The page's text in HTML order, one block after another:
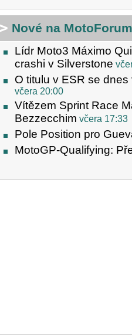
Nové na
Lídr Moto3 Máximo
crashi v Silverstone
O titulu v ESR se
včera 20:00
Vítězem Sprint Race
Bezzecchim včera 17:33
Pole Position pro
MotoGP-Qualifying: